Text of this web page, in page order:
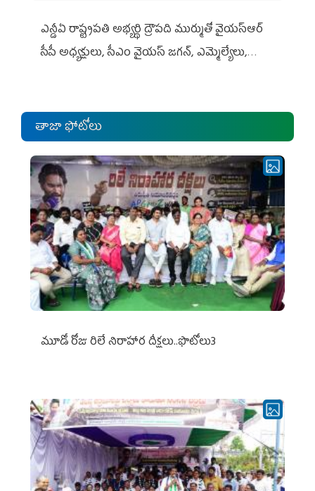
ఎన్డీఏ రాష్ట్ర‌ప‌తి అభ్య‌ర్థి ద్రౌప‌ది ముర్ముతో వైయ‌స్ఆర్
సీపీ అధ్య‌క్షులు, సీఎం వైయ‌స్ జ‌గ‌న్, ఎమ్మెల్యేలు,
తాజా ఫోటోలు
మూడో రోజు రిలే నిరాహార దీక్షలు..ఫొటోలు3